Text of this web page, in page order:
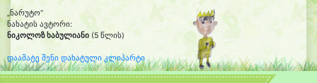
„ნარუტო“
ნახატის ავტორი:
ნიკოლოზ ხაბულიანი (5 წლის)
დაამატე შენი დახატული კლიპარტი